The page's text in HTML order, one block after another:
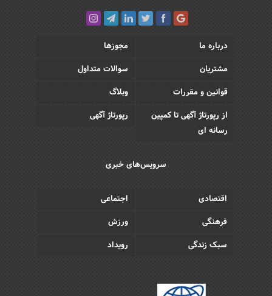
درباره ما
مجوزها
مشتریان
سوالات متداول
قوانین و مقررات
وبلاگ
از رپورتاژ آگهی تا کمپین
رسانه ای
رپورتاژ آگهی
سرویس‌های خبری
اقتصادی
اجتماعی
فرهنگی
ورزش
سبک زندگی
رویداد